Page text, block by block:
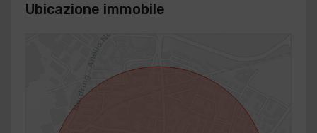
Ubicazione immobile